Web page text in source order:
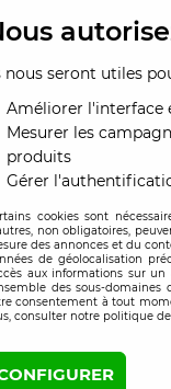
nous seront utiles
Améliorer l'interface
Mesurer les
produits
Gérer
cookies sont
non obligatoires,
des annonces et du
de géolocalisation
aux informations sur
des sous-
consentement à tout
consulter notre politique